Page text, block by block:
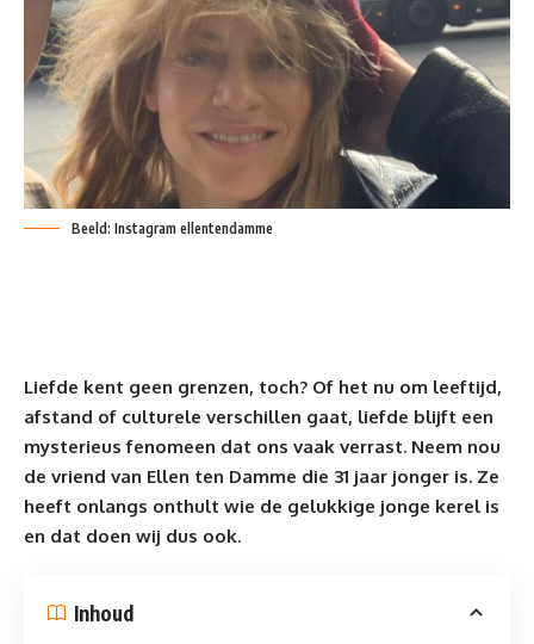
Beeld: Instagram ellentendamme
Liefde kent geen grenzen, toch? Of het nu om leeftijd,
afstand of culturele verschillen gaat, liefde blijft een
mysterieus fenomeen dat ons vaak verrast. Neem nou
de vriend van Ellen ten Damme die 31 jaar jonger is. Ze
heeft onlangs onthult wie de gelukkige jonge kerel is
en dat doen wij dus ook.
Inhoud